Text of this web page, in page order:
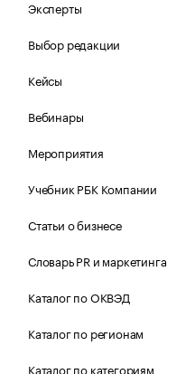
Эксперты
Выбор редакции
Кейсы
Вебинары
Мероприятия
Учебник РБК Компании
Статьи о бизнесе
Словарь PR и маркетинга
Каталог по ОКВЭД
Каталог по регионам
Каталог по категориям